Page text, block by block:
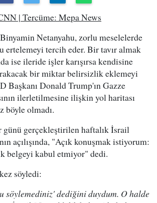
| Tercüme: Mepa News
Netanyahu, zorlu meselelerde
ertelemeyi tercih eder. Bir tavır almak
ise ileride işler karışırsa kendisine
bir miktar belirsizlik eklemeyi
Başkanı Donald Trump'ın Gazze
ilerletilmesine ilişkin yol haritası
böyle olmadı.
günü gerçekleştirilen haftalık İsrail
açılışında, "Açık konuşmak istiyorum:
belgeyi kabul etmiyor" dedi.
söyledi:
söylemediniz' dediğini duydum. O halde